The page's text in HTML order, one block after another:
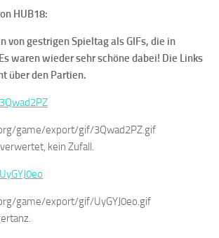
HUB18:
von gestrigen Spieltag als GIFs, die in
waren wieder sehr schöne dabei! Die Links
über den Partien.
kein Zufall.